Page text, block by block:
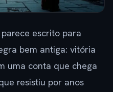
escrito para
bem antiga: vitória
uma conta que chega
resistiu por anos